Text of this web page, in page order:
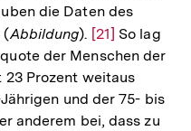
die Daten des
(Abbildung). Zur
Auflösung
der
Fußnote
[21] So lag
der Menschen der
Prozent weitaus
und der 75- bis
anderem bei, dass zu